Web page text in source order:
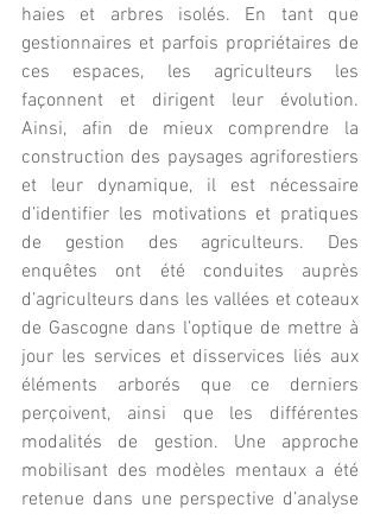
haies et arbres isolés. En tant que
gestionnaires et parfois propriétaires de
ces espaces, les agriculteurs les
façonnent et dirigent leur évolution.
Ainsi, afin de mieux comprendre la
construction des paysages agriforestiers
et leur dynamique, il est nécessaire
d’identifier les motivations et pratiques
de gestion des agriculteurs. Des
enquêtes ont été conduites auprès
d’agriculteurs dans les vallées et coteaux
de Gascogne dans l’optique de mettre à
jour les services et disservices liés aux
éléments arborés que ce derniers
perçoivent, ainsi que les différentes
modalités de gestion. Une approche
mobilisant des modèles mentaux a été
retenue dans une perspective d’analyse